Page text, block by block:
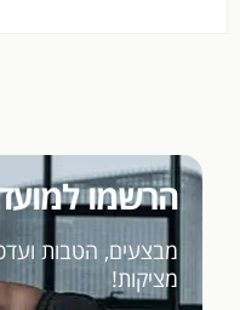
הרשמו
מבצעים, הטבות
מציקות!